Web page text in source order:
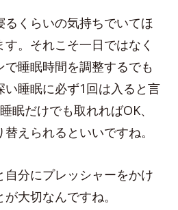
るくらいの気持ちでいてほ
す。それこそ一日ではなく
睡眠時間を調整するでも
い睡眠に必ず1回は入ると言
眠だけでも取れればOK、
えられるといいですね。
自分にプレッシャーをかけ
大切なんですね。